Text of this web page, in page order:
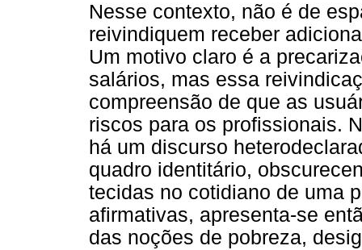
Nesse contexto, não é de
reivindiquem receber
Um motivo claro é a
salários, mas essa
compreensão de que as
riscos para os profissionais.
há um discurso
quadro identitário,
tecidas no cotidiano de uma
afirmativas, apresenta-se
das noções de pobreza,